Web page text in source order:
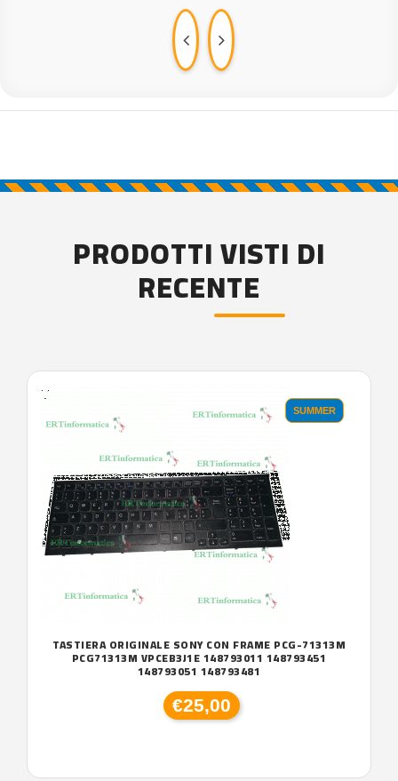
PRODOTTI VISTI DI
RECENTE
'.'
SUMMER
TASTIERA ORIGINALE SONY CON FRAME PCG-71313M
PCG71313M VPCEB3J1E 148793011 148793451
148793051 148793481
€25,00